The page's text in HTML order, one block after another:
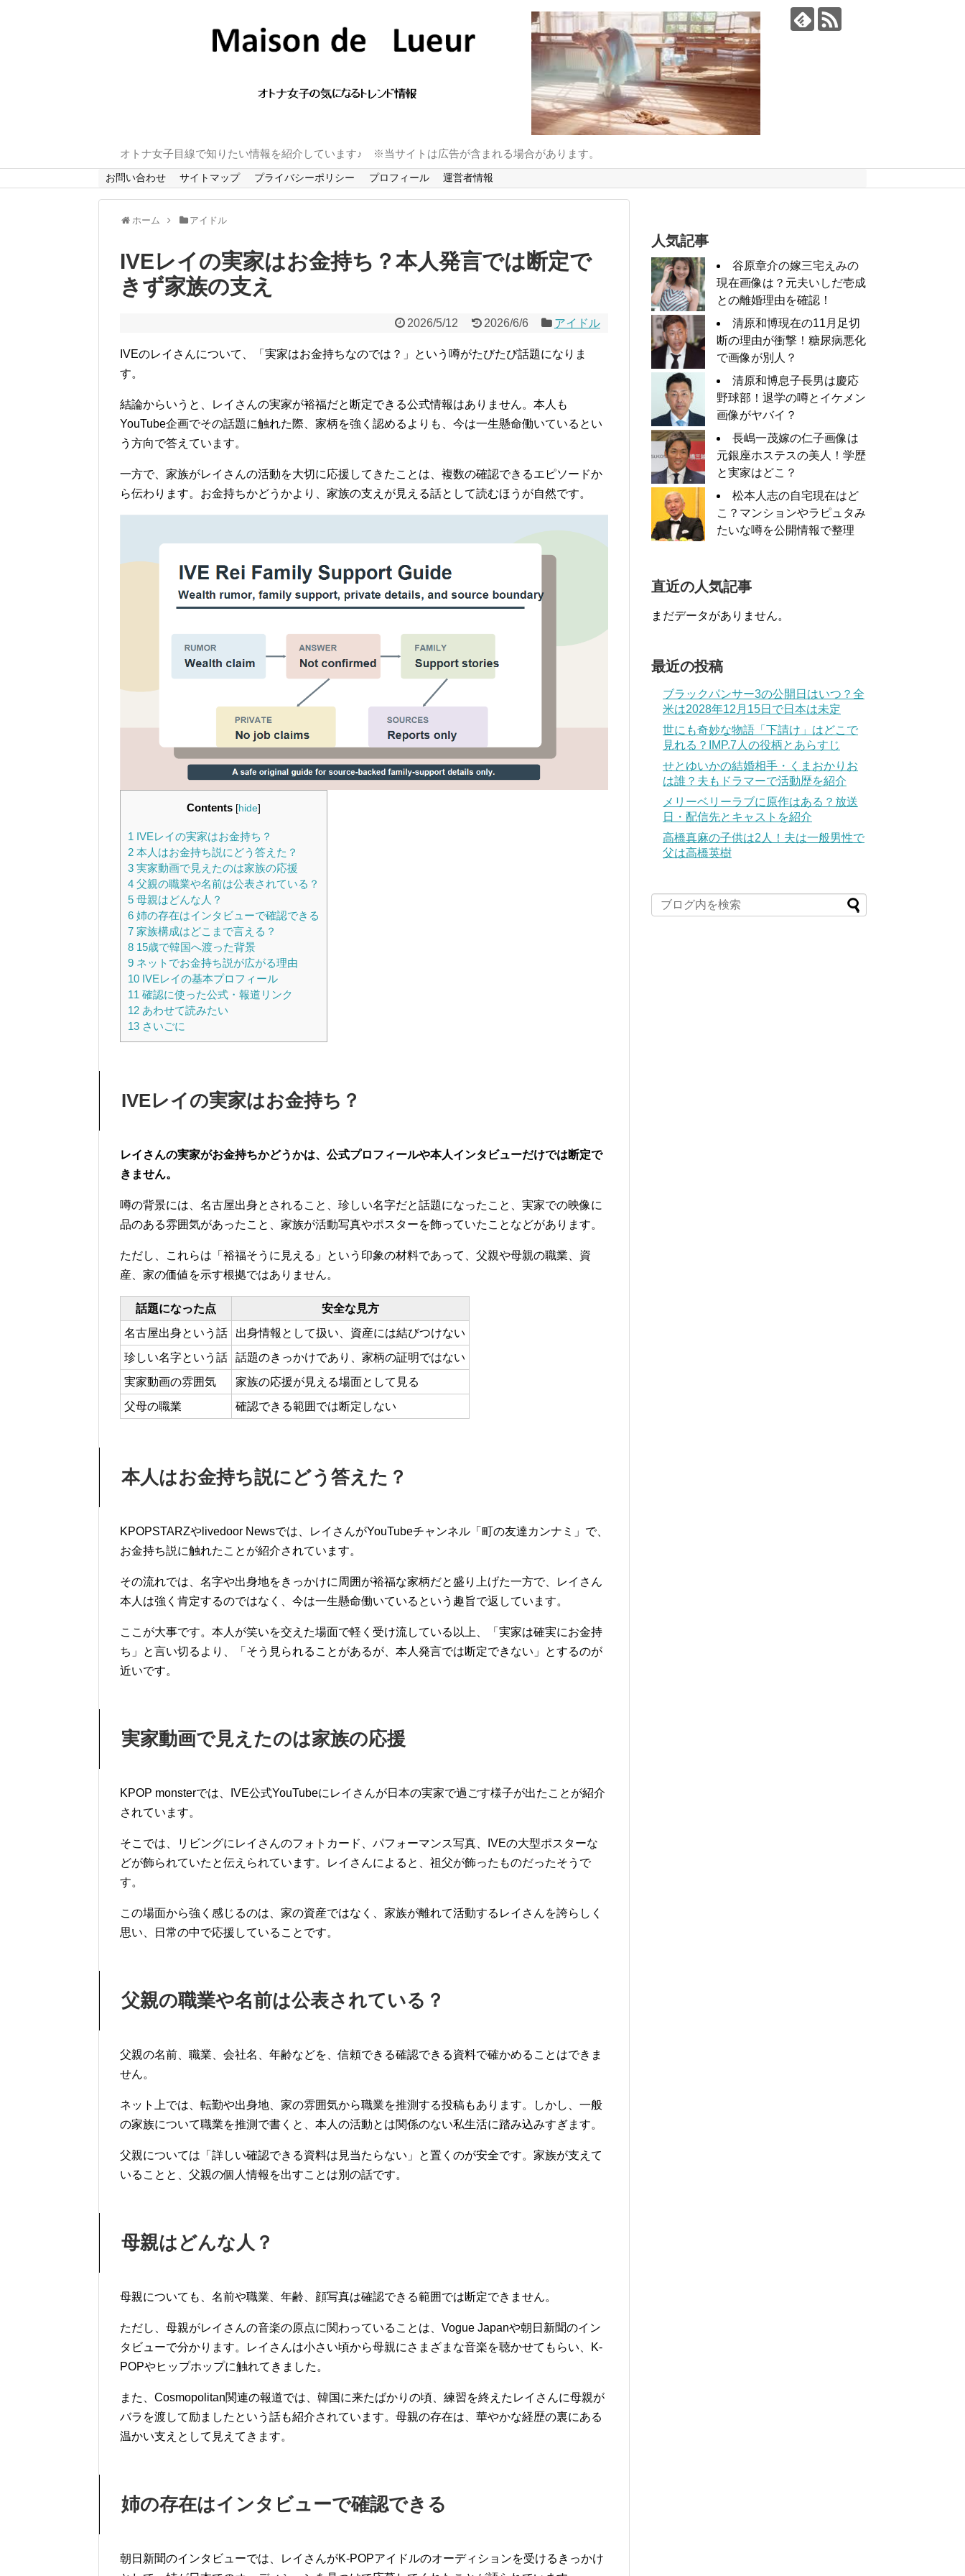
オトナ女子目線で知りたい情報を紹介しています♪ ※当サイトは広告が含まれる場合があります。
お問い合わせ サイトマップ プライバシーポリシー プロフィール 運営者情報
ホーム アイドル
IVEレイの実家はお金持ち？本人発言では断定で
きず家族の支え
2026/5/12 2026/6/6 アイドル
IVEのレイさんについて、「実家はお金持ちなのでは？」という噂がたびたび話題になりま
す。
結論からいうと、レイさんの実家が裕福だと断定できる公式情報はありません。本人も
YouTube企画でその話題に触れた際、家柄を強く認めるよりも、今は一生懸命働いているとい
う方向で答えています。
一方で、家族がレイさんの活動を大切に応援してきたことは、複数の確認できるエピソードか
ら伝わります。お金持ちかどうかより、家族の支えが見える話として読むほうが自然です。
Contents [hide]
1 IVEレイの実家はお金持ち？
2 本人はお金持ち説にどう答えた？
3 実家動画で見えたのは家族の応援
4 父親の職業や名前は公表されている？
5 母親はどんな人？
6 姉の存在はインタビューで確認できる
7 家族構成はどこまで言える？
8 15歳で韓国へ渡った背景
9 ネットでお金持ち説が広がる理由
10 IVEレイの基本プロフィール
11 確認に使った公式・報道リンク
12 あわせて読みたい
13 さいごに
IVEレイの実家はお金持ち？
レイさんの実家がお金持ちかどうかは、公式プロフィールや本人インタビューだけでは断定で
きません。
噂の背景には、名古屋出身とされること、珍しい名字だと話題になったこと、実家での映像に
品のある雰囲気があったこと、家族が活動写真やポスターを飾っていたことなどがあります。
ただし、これらは「裕福そうに見える」という印象の材料であって、父親や母親の職業、資
産、家の価値を示す根拠ではありません。
話題になった点
安全な見方
名古屋出身という話
出身情報として扱い、資産には結びつけない
珍しい名字という話
話題のきっかけであり、家柄の証明ではない
実家動画の雰囲気
家族の応援が見える場面として見る
父母の職業
確認できる範囲では断定しない
本人はお金持ち説にどう答えた？
KPOPSTARZやlivedoor Newsでは、レイさんがYouTubeチャンネル「町の友達カンナミ」で、
お金持ち説に触れたことが紹介されています。
その流れでは、名字や出身地をきっかけに周囲が裕福な家柄だと盛り上げた一方で、レイさん
本人は強く肯定するのではなく、今は一生懸命働いているという趣旨で返しています。
ここが大事です。本人が笑いを交えた場面で軽く受け流している以上、「実家は確実にお金持
ち」と言い切るより、「そう見られることがあるが、本人発言では断定できない」とするのが
近いです。
実家動画で見えたのは家族の応援
KPOP monsterでは、IVE公式YouTubeにレイさんが日本の実家で過ごす様子が出たことが紹介
されています。
そこでは、リビングにレイさんのフォトカード、パフォーマンス写真、IVEの大型ポスターな
どが飾られていたと伝えられています。レイさんによると、祖父が飾ったものだったそうで
す。
この場面から強く感じるのは、家の資産ではなく、家族が離れて活動するレイさんを誇らしく
思い、日常の中で応援していることです。
父親の職業や名前は公表されている？
父親の名前、職業、会社名、年齢などを、信頼できる確認できる資料で確かめることはできま
せん。
ネット上では、転勤や出身地、家の雰囲気から職業を推測する投稿もあります。しかし、一般
の家族について職業を推測で書くと、本人の活動とは関係のない私生活に踏み込みすぎます。
父親については「詳しい確認できる資料は見当たらない」と置くのが安全です。家族が支えて
いることと、父親の個人情報を出すことは別の話です。
母親はどんな人？
母親についても、名前や職業、年齢、顔写真は確認できる範囲では断定できません。
ただし、母親がレイさんの音楽の原点に関わっていることは、Vogue Japanや朝日新聞のイン
タビューで分かります。レイさんは小さい頃から母親にさまざまな音楽を聴かせてもらい、K-
POPやヒップホップに触れてきました。
また、Cosmopolitan関連の報道では、韓国に来たばかりの頃、練習を終えたレイさんに母親が
バラを渡して励ましたという話も紹介されています。母親の存在は、華やかな経歴の裏にある
温かい支えとして見えてきます。
姉の存在はインタビューで確認できる
朝日新聞のインタビューでは、レイさんがK-POPアイドルのオーディションを受けるきっかけ
人気記事
谷原章介の嫁三宅えみの
現在画像は？元夫いしだ壱成
との離婚理由を確認！
清原和博現在の11月足切
断の理由が衝撃！糖尿病悪化
で画像が別人？
清原和博息子長男は慶応
野球部！退学の噂とイケメン
画像がヤバイ？
長嶋一茂嫁の仁子画像は
元銀座ホステスの美人！学歴
と実家はどこ？
松本人志の自宅現在はど
こ？マンションやラピュタみ
たいな噂を公開情報で整理
直近の人気記事
まだデータがありません。
最近の投稿
ブラックパンサー3の公開日はいつ？全
米は2028年12月15日で日本は未定
世にも奇妙な物語「下請け」はどこで
見れる？IMP.7人の役柄とあらすじ
せとゆいかの結婚相手・くまおかりお
は誰？夫もドラマーで活動歴を紹介
メリーベリーラブに原作はある？放送
日・配信先とキャストを紹介
高橋真麻の子供は2人！夫は一般男性で
父は高橋英樹